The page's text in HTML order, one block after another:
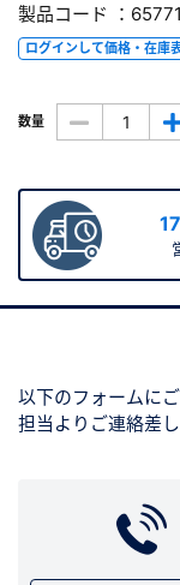
製品コード ：
ログインして価格・在庫
数量
以下のフォームにご
担当よりご連絡差し